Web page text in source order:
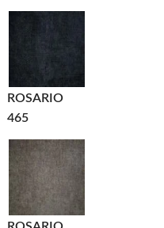
ROSARIO
465